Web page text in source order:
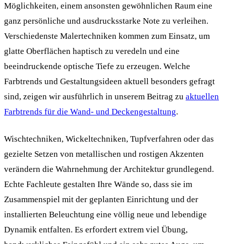
Möglichkeiten, einem ansonsten gewöhnlichen Raum eine
ganz persönliche und ausdrucksstarke Note zu verleihen.
Verschiedenste Malertechniken kommen zum Einsatz, um
glatte Oberflächen haptisch zu veredeln und eine
beeindruckende optische Tiefe zu erzeugen. Welche
Farbtrends und Gestaltungsideen aktuell besonders gefragt
sind, zeigen wir ausführlich in unserem Beitrag zu aktuellen
Farbtrends für die Wand- und Deckengestaltung.
Wischtechniken, Wickeltechniken, Tupfverfahren oder das
gezielte Setzen von metallischen und rostigen Akzenten
verändern die Wahrnehmung der Architektur grundlegend.
Echte Fachleute gestalten Ihre Wände so, dass sie im
Zusammenspiel mit der geplanten Einrichtung und der
installierten Beleuchtung eine völlig neue und lebendige
Dynamik entfalten. Es erfordert extrem viel Übung,